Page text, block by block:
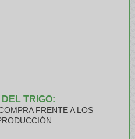
TRIGO:
FRENTE A LOS